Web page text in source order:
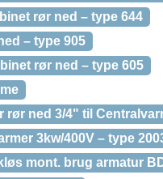
rør ned – type 644
– type 905
rør ned – type 605
rør ned 3/4" til
3kw/400V – type
mont. brug armatur